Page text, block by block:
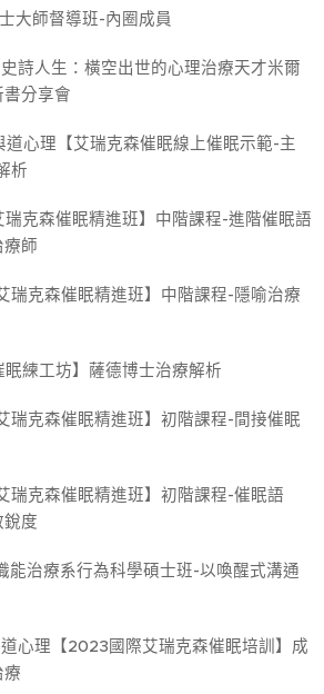
大師督導班-內圈成員
詩人生：橫空出世的心理治療天才米爾
分享會
心理【艾瑞克森催眠線上催眠示範-主
析
克森催眠精進班】中階課程-進階催眠語
師
瑞克森催眠精進班】中階課程-隱喻治療
練工坊】薩德博士治療解析
瑞克森催眠精進班】初階課程-間接催眠
瑞克森催眠精進班】初階課程-催眠語
度
能治療系行為科學碩士班-以喚醒式溝通
心理【2023國際艾瑞克森催眠培訓】成
療